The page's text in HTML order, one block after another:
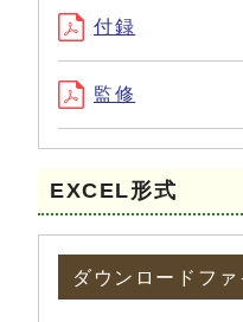
付録
監修
EXCEL形式
ダウンロードファ